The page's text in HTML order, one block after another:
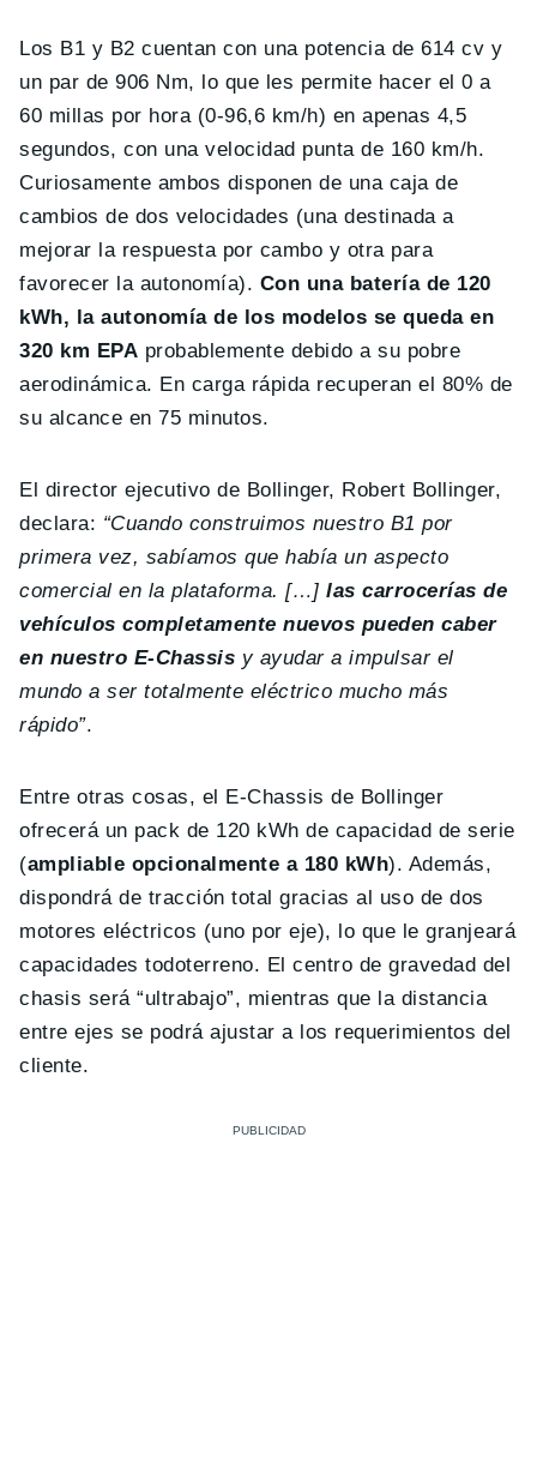
Los B1 y B2 cuentan con una potencia de 614 cv y
un par de 906 Nm, lo que les permite hacer el 0 a
60 millas por hora (0-96,6 km/h) en apenas 4,5
segundos, con una velocidad punta de 160 km/h.
Curiosamente ambos disponen de una caja de
cambios de dos velocidades (una destinada a
mejorar la respuesta por cambo y otra para
favorecer la autonomía). Con una batería de 120
kWh, la autonomía de los modelos se queda en
320 km EPA probablemente debido a su pobre
aerodinámica. En carga rápida recuperan el 80% de
su alcance en 75 minutos.
El director ejecutivo de Bollinger, Robert Bollinger,
declara: “Cuando construimos nuestro B1 por
primera vez, sabíamos que había un aspecto
comercial en la plataforma. […]las carrocerías de
vehículos completamente nuevos pueden caber
en nuestro E-Chassis y ayudar a impulsar el
mundo a ser totalmente eléctrico mucho más
rápido”.
Entre otras cosas, el E-Chassis de Bollinger
ofrecerá un pack de 120 kWh de capacidad de serie
(ampliable opcionalmente a 180 kWh). Además,
dispondrá de tracción total gracias al uso de dos
motores eléctricos (uno por eje), lo que le granjeará
capacidades todoterreno. El centro de gravedad del
chasis será “ultrabajo”, mientras que la distancia
entre ejes se podrá ajustar a los requerimientos del
cliente.